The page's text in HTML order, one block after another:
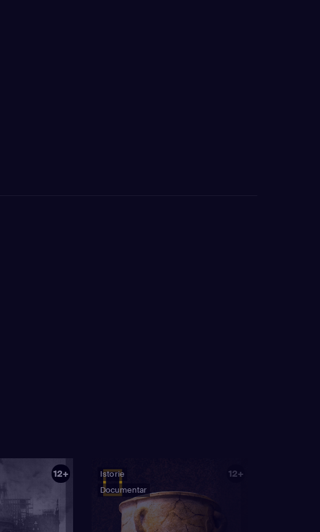
12+
Istorie
Documentar
12+